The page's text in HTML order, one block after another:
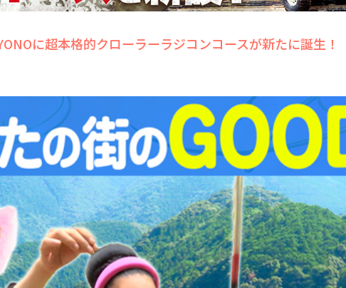
に超本格的クローラーラジコンコースが新たに誕生！